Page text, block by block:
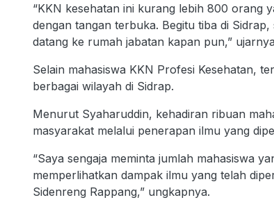
“KKN kesehatan ini kurang lebih 800 orang
dengan tangan terbuka. Begitu tiba di
datang ke rumah jabatan kapan pun,”
Selain mahasiswa KKN Profesi Kesehatan,
berbagai wilayah di Sidrap.
Menurut Syaharuddin, kehadiran ribuan
masyarakat melalui penerapan ilmu yang
“Saya sengaja meminta jumlah mahasiswa
memperlihatkan dampak ilmu yang telah
Sidenreng Rappang,” ungkapnya.